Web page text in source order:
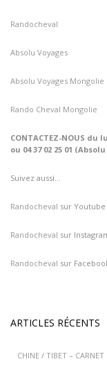
Randocheval
Absolu Voyages
Absolu Voyages Mongolie
Rando Cheval Mongolie
CONTACTEZ-NOUS du
ou 04 37 02 25 01
Suivez aussi…
Randocheval sur Youtube
Randocheval sur
Randocheval sur
ARTICLES RÉCENTS
CHINE / TIBET – CARNET